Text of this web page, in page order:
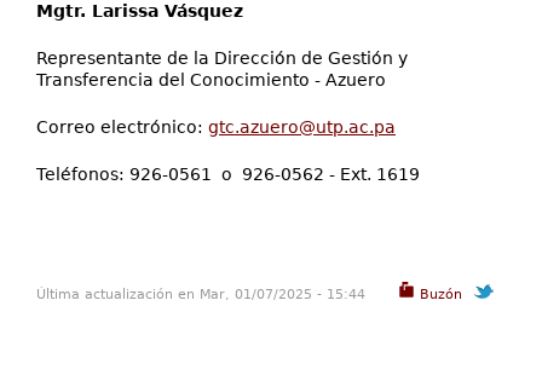
Mgtr. Larissa Vásquez
Representante de la Dirección de Gestión y
Transferencia del Conocimiento - Azuero
Correo electrónico: gtc.azuero@utp.ac.pa
Teléfonos: 926-0561 o 926-0562 - Ext. 1619
Buzón
Última actualización en Mar, 01/07/2025 - 15:44